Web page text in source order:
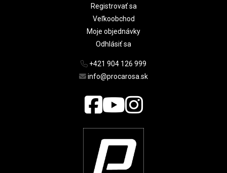
Registrovať sa
Veľkoobchod
Moje objednávky
Odhlásiť sa
+421 904 126 999
info@procarosa.sk